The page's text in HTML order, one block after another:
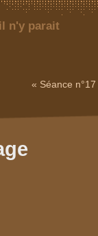
n'y parait
« Séance n°17